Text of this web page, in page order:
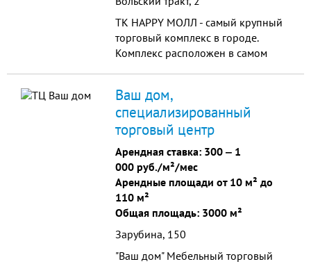
ТК HAPPY МОЛЛ - самый крупный
торговый комплекс в городе.
Комплекс расположен в самом
Ваш дом,
специализированный
торговый центр
Арендная ставка: 300 ‒ 1
000 руб./м²/мес
Арендные площади от 10 м² до
110 м²
Общая площадь: 3000 м²
Зарубина, 150
"Ваш дом" Мебельный торговый